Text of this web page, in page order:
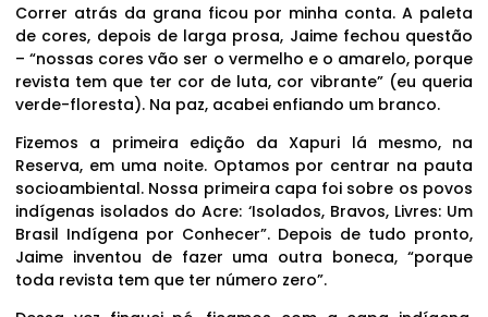
Correr atrás da grana ficou por minha conta. A paleta
de cores, depois de larga prosa, Jaime fechou questão
– “nossas cores vão ser o vermelho e o amarelo, porque
revista tem que ter cor de luta, cor vibrante” (eu queria
verde-floresta). Na paz, acabei enfiando um branco.
Fizemos a primeira edição da Xapuri lá mesmo, na
Reserva, em uma noite. Optamos por centrar na pauta
socioambiental. Nossa primeira capa foi sobre os povos
indígenas isolados do Acre: ‘Isolados, Bravos, Livres: Um
Brasil Indígena por Conhecer”. Depois de tudo pronto,
Jaime inventou de fazer uma outra boneca, “porque
toda revista tem que ter número zero”.